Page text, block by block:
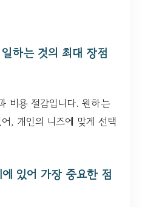
하는 것의 최대 장점
비용 절감입니다. 원하는
, 개인의 니즈에 맞게 선택
있어 가장 중요한 점